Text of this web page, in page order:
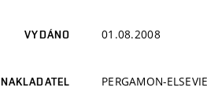
VYDÁNO 01.08.2008
NAKLADATEL PERGAMON-